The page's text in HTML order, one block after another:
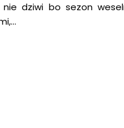
dziwi bo sezon